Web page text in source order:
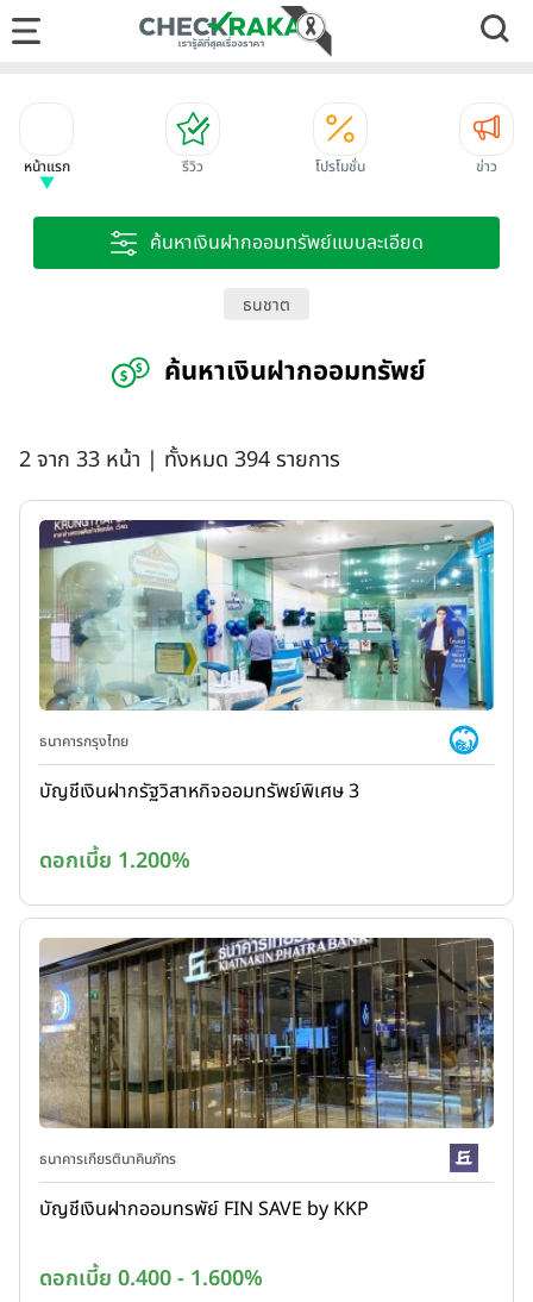
หน้าแรก รีวิว โปรโมชั่น ข่าว
ค้นหาเงินฝากออมทรัพย์แบบละเอียด
ธนชาต
ค้นหาเงินฝากออมทรัพย์
2 จาก 33 หน้า | ทั้งหมด 394 รายการ
ธนาคารกรุงไทย
บัญชีเงินฝากรัฐวิสาหกิจออมทรัพย์พิเศษ 3
ดอกเบี้ย 1.200%
ธนาคารเกียรตินาคินภัทร
บัญชีเงินฝากออมทรพัย์ FIN SAVE by KKP
ดอกเบี้ย 0.400 - 1.600%